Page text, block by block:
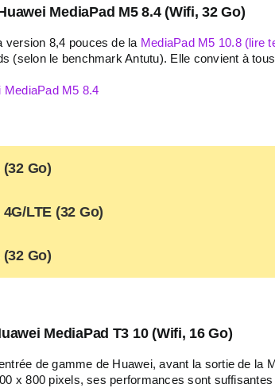
MediaPad M5 8.4 (Wifi, 32 Go)
version 8,4 pouces de la MediaPad M5 10.8 (lire
(selon le benchmark Antutu). Elle convient à
M5 8.4
Go)
LTE (32 Go)
Go)
MediaPad T3 10 (Wifi, 16 Go)
de gamme de Huawei, avant la sortie de
x 800 pixels, ses performances sont